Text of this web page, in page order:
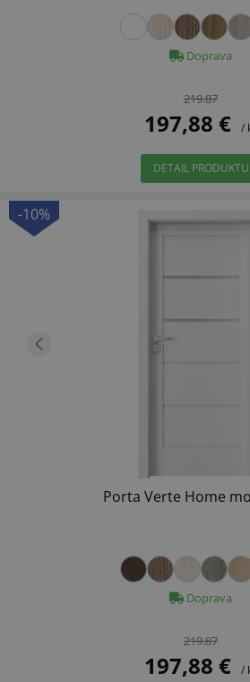
Doprava
219.87
197,88 € /
DETAIL PRODUKTU
-10%
Porta Verte Home
Doprava
219.87
197,88 € /